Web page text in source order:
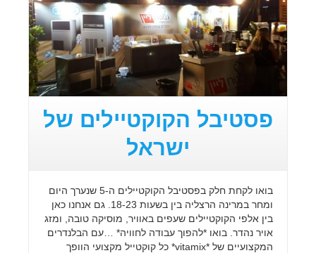
פסטיבל הקוקטיילים של
ישראל
בואו לקחת חלק בפסטיבל הקוקטיילים ה-5 שנערך היום
ומחר במרינה הרצליה בין בשעות 18-23. גם אנחנו כאן
בין אלפי הקוקטיילים שעפים באוויר, מוסיקה טובה, ומזג
אויר נהדר. בואו *להפוך עבודה לחוויה* …עם הבלנדרים
המקצועיים של *vitamix* כל קוקטייל מקצועי הוופך